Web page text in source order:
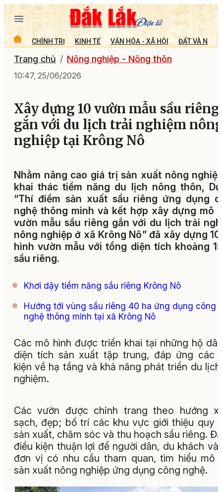
CHÍNH TRỊ KINH TẾ VĂN HÓA - XÃ HỘI ĐẤT VÀ
Trang chủ Nông nghiệp - Nông thôn
10:47, 25/06/2026
Xây dựng 10 vườn mẫu sầu riêng
gắn với du lịch trải nghiệm
nghiệp tại Krông Nô
Nhằm nâng cao giá trị sản xuất nông
khai thác tiềm năng du lịch nông thôn,
“Thí điểm sản xuất sầu riêng ứng dụng
nghệ thông minh và kết hợp xây dựng mô
vườn mẫu sầu riêng gắn với du lịch trải
nông nghiệp ở xã Krông Nô” đã xây dựng
hình vườn mẫu với tổng diện tích khoảng
sầu riêng.
Khơi dậy tiềm năng sầu riêng Krông Nô
Hướng tới vùng sầu riêng 40 ha ứng dụng công
nghệ thông minh tại xã Krông Nô
Các mô hình được triển khai tại những hộ
diện tích sản xuất tập trung, đáp ứng các
kiện về hạ tầng và khả năng phát triển du
nghiệm.
Các vườn được chỉnh trang theo hướng
sạch, đẹp; bố trí các khu vực giới thiệu quy
sản xuất, chăm sóc và thu hoạch sầu riêng.
điều kiện thuận lợi để người dân, du khách và
đơn vị có nhu cầu tham quan, tìm hiểu mô
sản xuất nông nghiệp ứng dụng công nghệ.